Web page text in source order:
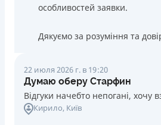
особливостей заявки.
Дякуємо за розуміння та
22 июля 2026 г. в 19:20
Думаю оберу Старфин
Відгуки начебто непогані, хочу
Кирило, Київ